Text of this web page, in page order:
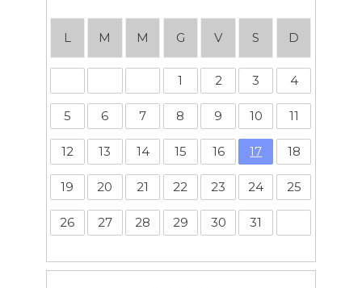
L M M G V S D
1 2 3 4
5 6 7 8 9 10 11
12 13 14 15 16 17 18
19 20 21 22 23 24 25
26 27 28 29 30 31